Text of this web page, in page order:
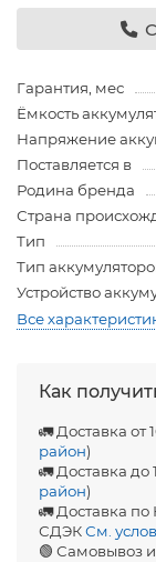
Гарантия, мес
Ёмкость
Напряжение
Поставляется в
Родина бренда
Страна
Тип
Тип
Устройство
Все
Как
🚛 Доставка от
район)
🚛 Доставка
район)
🚛 Доставка
СДЭКСм.
🟢 Самовывоз